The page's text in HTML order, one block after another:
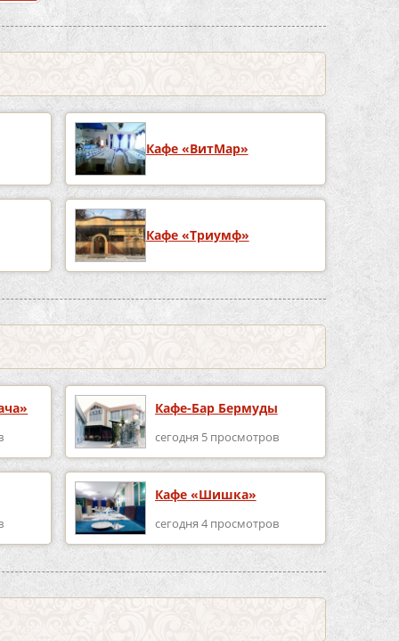
Кафе «ВитМар»
Кафе «Триумф»
Кафе-Бар Бермуды
сегодня 5 просмотров
Кафе «Шишка»
сегодня 4 просмотров